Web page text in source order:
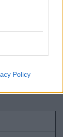
Policy